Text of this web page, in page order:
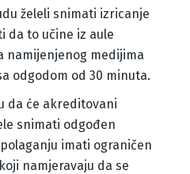
želeli snimati izricanje
da to učine iz aule
namijenjenog medijima
odgodom od 30 minuta.
da će akreditovani
snimati odgođen
imati ograničen
namjeravaju da se